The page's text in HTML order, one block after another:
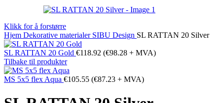
Klikk for å forstørre
Hjem Dekorative materialer SIBU Design SL RATTAN 20 Silver
SL RATTAN 20 Gold €118.92 (€98.28 + MVA)
Tilbake til produkter
MS 5x5 flex Aqua €105.55 (€87.23 + MVA)